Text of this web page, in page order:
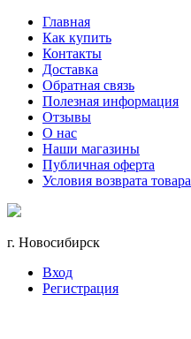
Главная
Как купить
Контакты
Доставка
Обратная связь
Полезная информация
Отзывы
О нас
Наши магазины
Публичная оферта
Условия возврата товара
г. Новосибирск
Вход
Регистрация